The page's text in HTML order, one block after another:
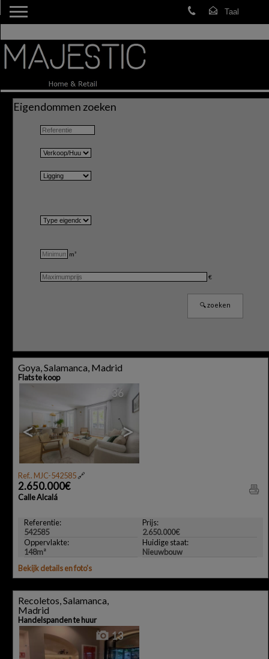
Eigendommen zoeken
m²
€
Goya, Salamanca, Madrid
Flats te koop
< >
36
Ref.. MJC-542585🔗
2.650.000€
Calle Alcalá
Referentie:
542585
Prijs:
2.650.000€
Oppervlakte:
148m²
Huidige staat:
Nieuwbouw
Bekijk details en foto's
Recoletos, Salamanca,
Madrid
Handelspanden te huur
13